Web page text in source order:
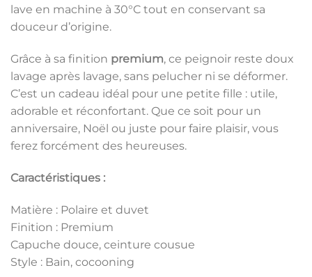
lave en machine à 30°C tout en conservant sa
douceur d’origine.
Grâce à sa finition premium, ce peignoir reste doux
lavage après lavage, sans pelucher ni se déformer.
C’est un cadeau idéal pour une petite fille : utile,
adorable et réconfortant. Que ce soit pour un
anniversaire, Noël ou juste pour faire plaisir, vous
ferez forcément des heureuses.
Caractéristiques :
Matière : Polaire et duvet
Finition : Premium
Capuche douce, ceinture cousue
Style : Bain, cocooning